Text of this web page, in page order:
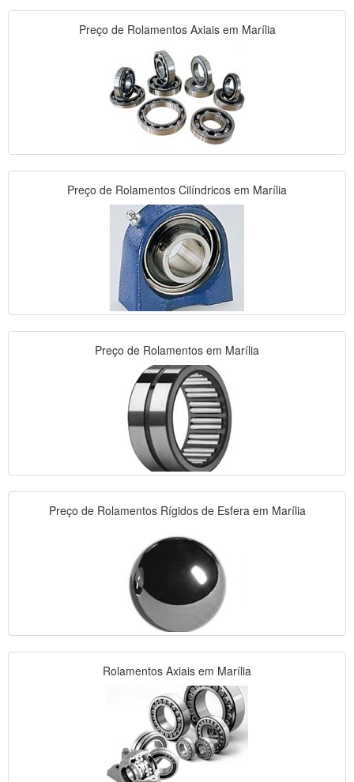
Preço de Rolamentos Axiais em Marília
Preço de Rolamentos Cilíndricos em Marília
Preço de Rolamentos em Marília
Preço de Rolamentos Rígidos de Esfera em Marília
Rolamentos Axiais em Marília